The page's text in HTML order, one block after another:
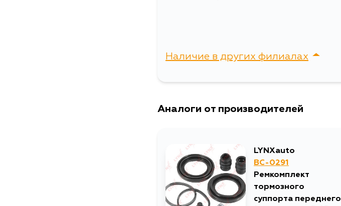
Наличие в других филиалах
Аналоги от производителей
LYNXauto
BC-0291
Ремкомплект
тормозного
суппорта переднего